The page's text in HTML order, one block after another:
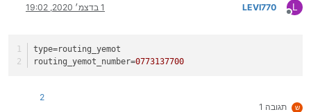
L
מנותק
LEVI770 1 בדצמ׳ 2020, 19:02
type=routing_yemot
routing_yemot_number=0773137700
ש תגובה 1
2